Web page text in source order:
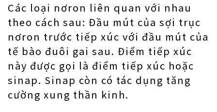
Các loại nơron liên quan với nhau
theo cách sau: Đầu mút của sợi trục
nơron trước tiếp xúc với đầu mút của
tế bào đuôi gai sau. Điểm tiếp xúc
này được gọi là điểm tiếp xúc hoặc
sinap. Sinap còn có tác dụng tăng
cường xung thần kinh.